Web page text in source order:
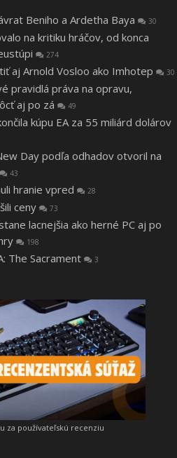
Beniho a Ardetha Baya 30
na kritiku hráčov, od konca
274
aj Arnold Vosloo ako Imhotep 30
pravidlá práva na opravu,
aj po zá
49
kúpu EA za 55 miliárd dolárov
Day podľa odhadov otvoril na
43
hranie vpred 28
ceny 73
lacnejšia ako herné PC aj po
198
The Sacrament 3
za používateľskú recenziu